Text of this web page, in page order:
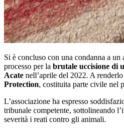
Si è concluso con una condanna a
processo per la brutale uccisione di
Acate nell’aprile del 2022. A
Protection, costituita parte civile nel
L’associazione ha espresso
tribunale competente, sottolineando
severità i reati contro gli animali.